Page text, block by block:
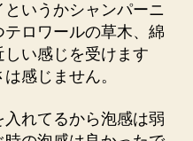
いうかシャンパーニ
ロワールの草木、綿
い感じを受けます
感じません。
れてるから泡感は弱